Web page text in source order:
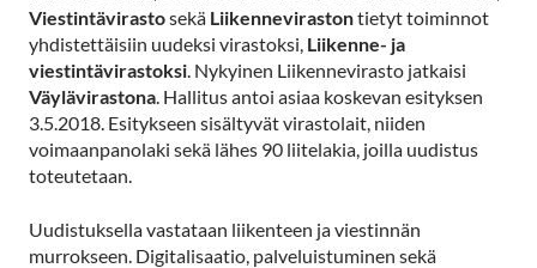
Viestintävirastosekä Liikennevirastontietyt toiminnot
yhdistettäisiin uudeksi virastoksi, Liikenne- ja
viestintävirastoksi. Nykyinen Liikennevirasto jatkaisi
Väylävirastona. Hallitus antoi asiaa koskevan esityksen
3.5.2018. Esitykseen sisältyvät virastolait, niiden
voimaanpanolaki sekä lähes 90 liitelakia, joilla uudistus
toteutetaan.
Uudistuksella vastataan liikenteen ja viestinnän
murrokseen. Digitalisaatio, palveluistuminen sekä